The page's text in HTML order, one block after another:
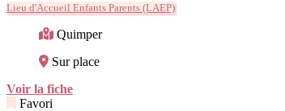
Lieu d'Accueil Enfants Parents (LAEP)
Quimper
Sur place
Voir la fiche
Favori